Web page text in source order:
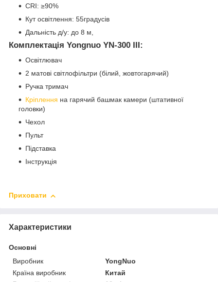
CRI: ≥90%
Кут освітлення: 55градусів
Дальність д/у: до 8 м,
Комплектація Yongnuo YN-300 III:
Освітлювач
2 матові світлофільтри (білий, жовтогарячий)
Ручка тримач
Кріплення на гарячий башмак камери (штативної
головки)
Чехол
Пульт
Підставка
Інструкція
Приховати
Характеристики
Основні
Виробник
YongNuo
Країна виробник
Китай